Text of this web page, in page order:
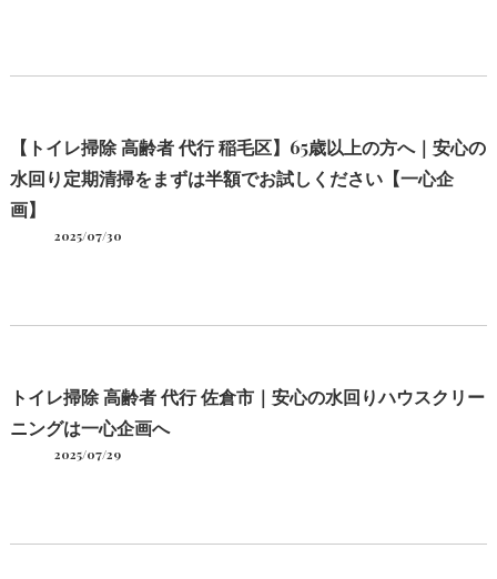
【トイレ掃除 高齢者 代行 稲毛区】65歳以上の方へ｜安心の
水回り定期清掃をまずは半額でお試しください【一心企
画】
2025/07/30
トイレ掃除 高齢者 代行 佐倉市｜安心の水回りハウスクリー
ニングは一心企画へ
2025/07/29